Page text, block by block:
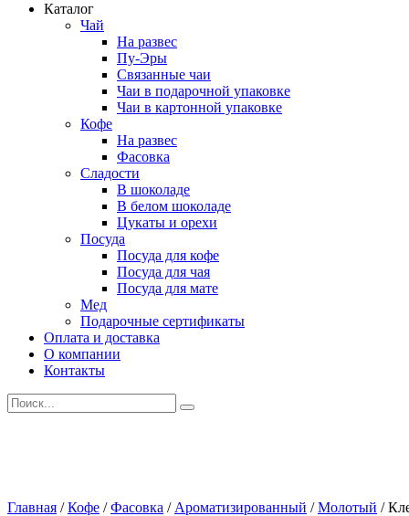
Каталог
Чай
На развес
Пу-Эры
Связанные чаи
Чаи в подарочной упаковке
Чаи в картонной упаковке
Кофе
На развес
Фасовка
Сладости
В шоколаде
В белом шоколаде
Цукаты и орехи
Посуда
Посуда для кофе
Посуда для чая
Посуда для мате
Мед
Подарочные сертификаты
Оплата и доставка
О компании
Контакты
Искать:
Главная /Кофе /Фасовка / Ароматизированный /Молотый /